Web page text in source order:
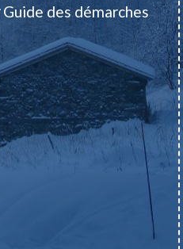
Guide des démarches